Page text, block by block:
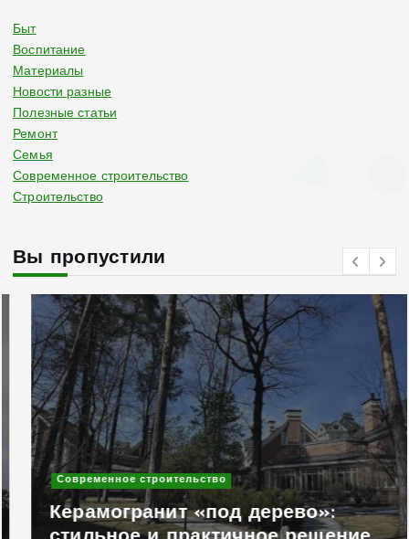
Быт
Воспитание
Материалы
Новости разные
Полезные статьи
Ремонт
Семья
Современное строительство
Строительство
Вы пропустили
Современное строительство
Керамогранит «под дерево»: